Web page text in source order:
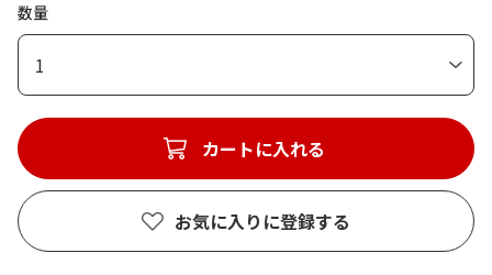
数量
1
カートに入れる
お気に入りに登録する